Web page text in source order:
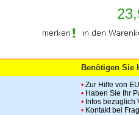
Benötigen Sie
• Zur Hilfe von
• Haben Sie Ihr
• Infos bezüglich
• Kontakt bei